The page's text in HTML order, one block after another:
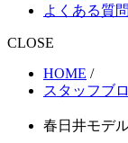
よくある質問
CLOSE
HOME /
スタッフブ
春日井モデ